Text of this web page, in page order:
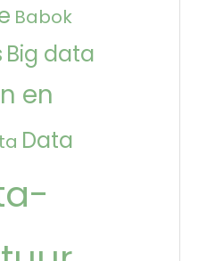
Babok
Big data
en
Data